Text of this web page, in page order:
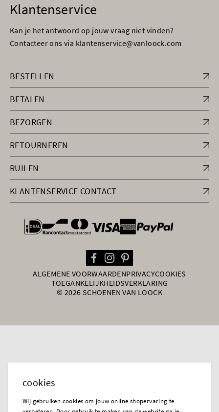
Klantenservice
Kan je het antwoord op jouw vraag niet vinden?
Contacteer ons via klantenservice@vanloock.com
BESTELLEN
BETALEN
BEZORGEN
RETOURNEREN
RUILEN
KLANTENSERVICE CONTACT
general.paymentOptions
ALGEMENE VOORWAARDENPRIVACYCOOKIES
TOEGANKELIJKHEIDSVERKLARING
© 2026 SCHOENEN VAN LOOCK
cookies
Wij gebruiken cookies om jouw online shopervaring te